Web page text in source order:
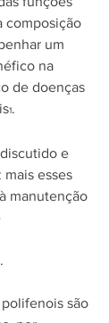
composição
um
na
de doenças
1.
e
mais esses
manutenção
são